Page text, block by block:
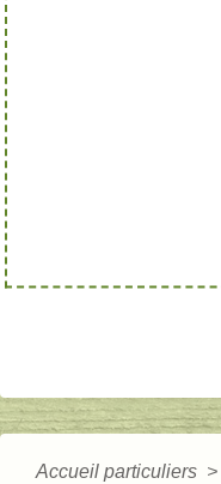
Accueil particuliers >